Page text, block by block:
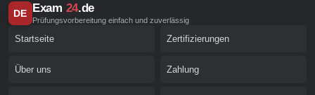
DE Exam 24.de
Prüfungsvorbereitung einfach und zuverlässig
Startseite Zertifizierungen
Über uns Zahlung